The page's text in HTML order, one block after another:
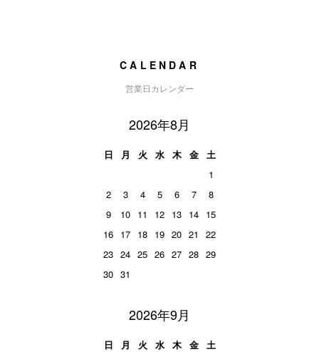
CALENDAR
営業日カレンダー
2026年8月
日 月 火 水 木 金
土
1
2
3 4 5 6 7
8
9
10 11 12 13 14 15
16 17 18 19 20 21
22
23 24 25 26 27 28 29
30 31
2026年9月
日 月 火 水 木 金
土